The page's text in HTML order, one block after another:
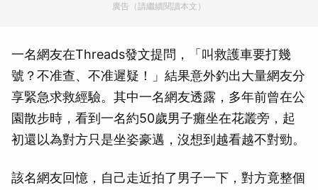
廣告（請繼續閱讀本文）
一名網友在Threads發文提問，「叫救護車要打幾
號？不准查、不准遲疑！」結果意外釣出大量網友分
享緊急求救經驗。其中一名網友透露，多年前曾在公
園散步時，看到一名約50歲男子癱坐在花叢旁，起
初還以為對方只是坐姿豪邁，沒想到越看越不對勁。
該名網友回憶，自己走近拍了男子一下，對方竟整個